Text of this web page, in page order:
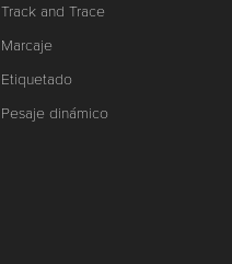
Track and Trace
Marcaje
Etiquetado
Pesaje dinámico